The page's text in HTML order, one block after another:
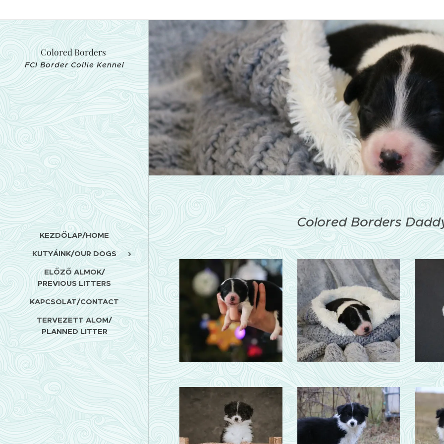
Colored Borders
FCI Border Collie Kennel
KEZDŐLAP/HOME
KUTYÁINK/OUR DOGS
ELŐZŐ ALMOK/
PREVIOUS LITTERS
KAPCSOLAT/CONTACT
TERVEZETT ALOM/
PLANNED LITTER
Colored Borders